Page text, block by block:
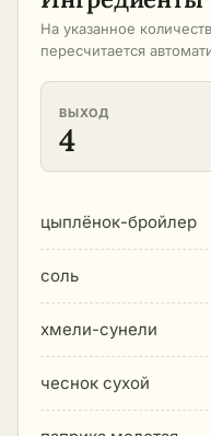
На указанное
пересчитается
ВЫХОД
4
цыплёнок-бройлер
соль
хмели-сунели
чеснок сухой